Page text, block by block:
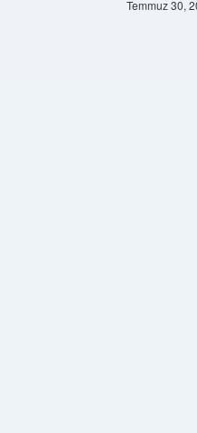
Temmuz 30,